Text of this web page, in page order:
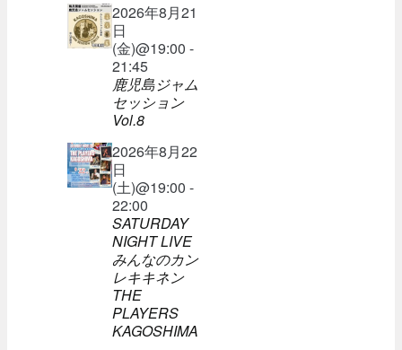
2026年8月21
日
(金)@19:00 -
21:45
鹿児島ジャム
セッション
Vol.8
2026年8月22
日
(土)@19:00 -
22:00
SATURDAY
NIGHT LIVE
みんなのカン
レキキネン
THE
PLAYERS
KAGOSHIMA